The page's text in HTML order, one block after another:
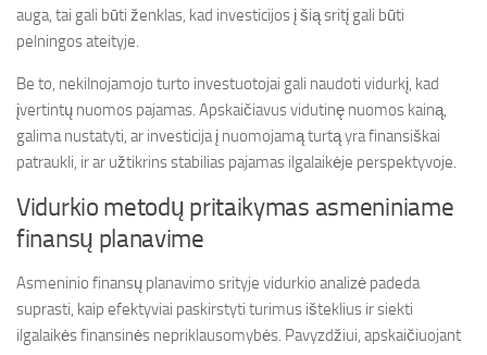
auga, tai gali būti ženklas, kad investicijos į šią sritį gali būti
pelningos ateityje.
Be to, nekilnojamojo turto investuotojai gali naudoti vidurkį, kad
įvertintų nuomos pajamas. Apskaičiavus vidutinę nuomos kainą,
galima nustatyti, ar investicija į nuomojamą turtą yra finansiškai
patraukli, ir ar užtikrins stabilias pajamas ilgalaikėje perspektyvoje.
Vidurkio metodų pritaikymas asmeniniame
finansų planavime
Asmeninio finansų planavimo srityje vidurkio analizė padeda
suprasti, kaip efektyviai paskirstyti turimus išteklius ir siekti
ilgalaikės finansinės nepriklausomybės. Pavyzdžiui, apskaičiuojant